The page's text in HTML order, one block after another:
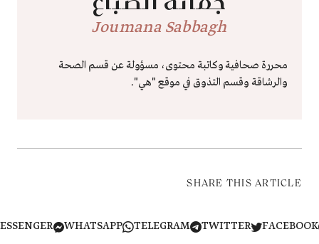
Joumana Sabbagh
محررة صحافية وكاتبة محتوى، مسؤولة عن قسم الصحة
والرشاقة وقسم التذوق في موقع "هي".
SHARE THIS ARTICLE
TWITTER
TELEGRAM
WHATSAPP
MESSENGER